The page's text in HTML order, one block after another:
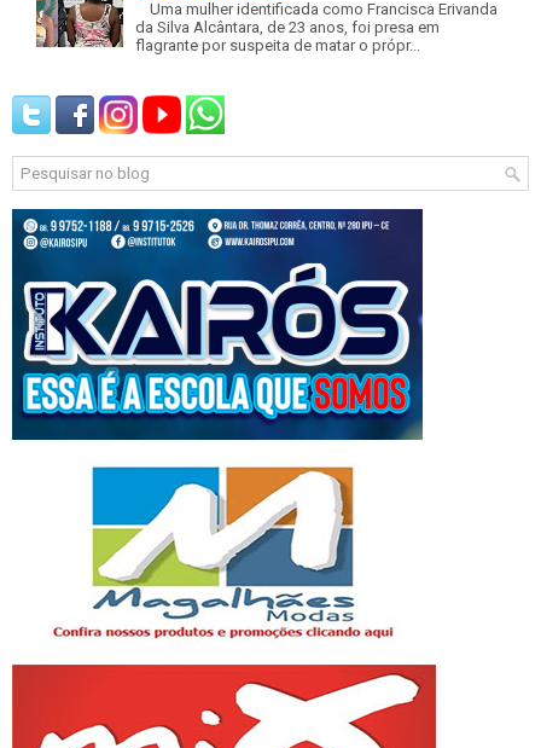
Uma mulher identificada como Francisca Erivanda
da Silva Alcântara, de 23 anos, foi presa em
flagrante por suspeita de matar o própr...